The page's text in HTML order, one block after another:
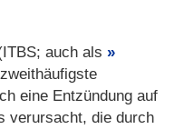
auch als
eine Entzündung auf
verursacht, die durch